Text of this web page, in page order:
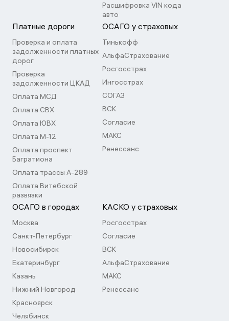
Расшифровка VIN кода
авто
Платные дороги
Проверка и оплата
задолженности платных
дорог
Проверка
задолженности ЦКАД
Оплата МСД
Оплата СВХ
Оплата ЮВХ
Оплата М-12
Оплата проспект
Багратиона
Оплата трассы А-289
Оплата Витебской
развязки
ОСАГО у страховых
Тинькофф
АльфаСтрахование
Росгосстрах
Ингосстрах
СОГАЗ
ВСК
Согласие
МАКС
Ренессанс
ОСАГО в городах
Москва
Санкт-Петербург
Новосибирск
Екатеринбург
Казань
Нижний Новгород
Красноярск
Челябинск
КАСКО у страховых
Росгосстрах
Согласие
ВСК
АльфаСтрахование
МАКС
Ренессанс